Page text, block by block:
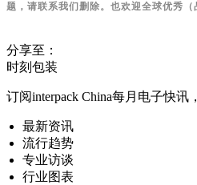
题，请联系我们删除。也欢迎全球优秀（
分享至：
时刻包装
订阅interpack China每月电子快讯
最新资讯
流行趋势
专业访谈
行业图表